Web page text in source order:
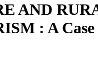
AND
: A